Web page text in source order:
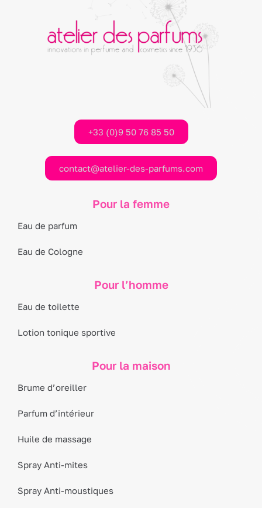
+33 (0)9 50 76 85 50
contact@atelier-des-parfums.com
Pour la femme
Eau de parfum
Eau de Cologne
Pour l’homme
Eau de toilette
Lotion tonique sportive
Pour la maison
Brume d’oreiller
Parfum d’intérieur
Huile de massage
Spray Anti-mites
Spray Anti-moustiques